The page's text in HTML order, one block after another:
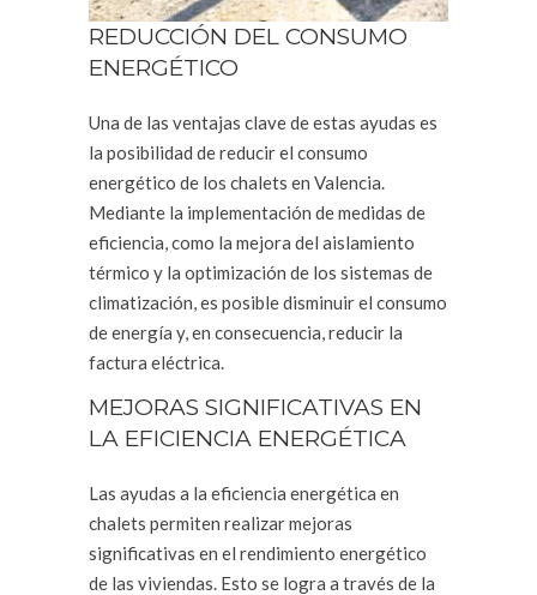
REDUCCIÓN DEL CONSUMO
ENERGÉTICO
Una de las ventajas clave de estas ayudas es
la posibilidad de reducir el consumo
energético de los chalets en Valencia.
Mediante la implementación de medidas de
eficiencia, como la mejora del aislamiento
térmico y la optimización de los sistemas de
climatización, es posible disminuir el consumo
de energía y, en consecuencia, reducir la
factura eléctrica.
MEJORAS SIGNIFICATIVAS EN
LA EFICIENCIA ENERGÉTICA
Las ayudas a la eficiencia energética en
chalets permiten realizar mejoras
significativas en el rendimiento energético
de las viviendas. Esto se logra a través de la